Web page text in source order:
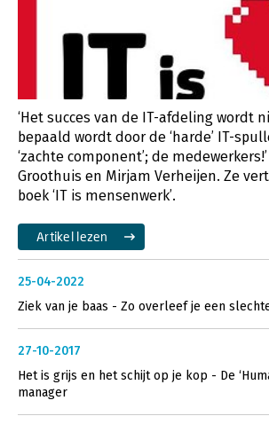
‘Het succes van de IT-afdeling wordt
bepaald wordt door de ‘harde’ IT-
‘zachte component’; de
Groothuis en Mirjam Verheijen. Ze
boek ‘IT is mensenwerk’.
Artikel lezen
25-04-2022
Ziek van je baas - Zo overleef je een
27-10-2017
Het is grijs en het schijt op je kop - De
manager